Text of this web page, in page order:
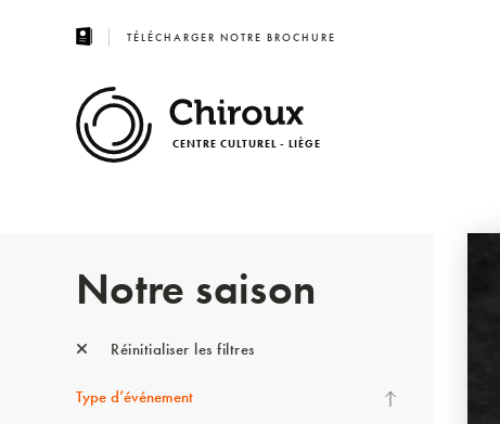
TÉLÉCHARGER NOTRE BROCHURE
CENTRE CULTUREL - LIÈGE
Notre saison
Réinitialiser les filtres
Type d’événement